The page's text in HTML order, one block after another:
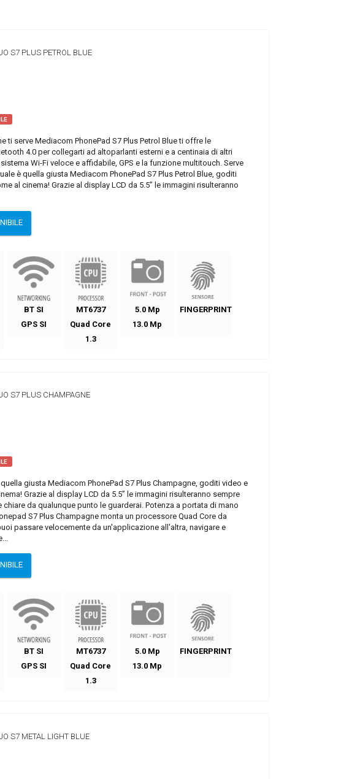
S7 PLUS PETROL BLUE
ti serve Mediacom PhonePad S7 Plus Petrol Blue ti offre le
4.0 per collegarti ad altoparlanti esterni e a centinaia di altri
Wi-Fi veloce e affidabile, GPS e la funzione multitouch. Serve
è quella giusta Mediacom PhonePad S7 Plus Petrol Blue, goditi
al cinema! Grazie al display LCD da 5.5” le immagini risulteranno
BT SI
GPS SI
MT6737
Quad Core
1.3
5.0 Mp
13.0 Mp
FINGERPRINT
S7 PLUS CHAMPAGNE
giusta Mediacom PhonePad S7 Plus Champagne, goditi video e
Grazie al display LCD da 5.5” le immagini risulteranno sempre
chiare da qualunque punto le guarderai. Potenza a portata di mano
S7 Plus Champagne monta un processore Quad Core da
passare velocemente da un'applicazione all'altra, navigare e
BT SI
GPS SI
MT6737
Quad Core
1.3
5.0 Mp
13.0 Mp
FINGERPRINT
S7 METAL LIGHT BLUE